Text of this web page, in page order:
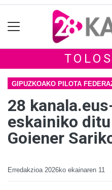
GIPUZKOAKO PILOTA
28
eskainiko
Goiener
Erredakzioa 2026ko ekainaren 11